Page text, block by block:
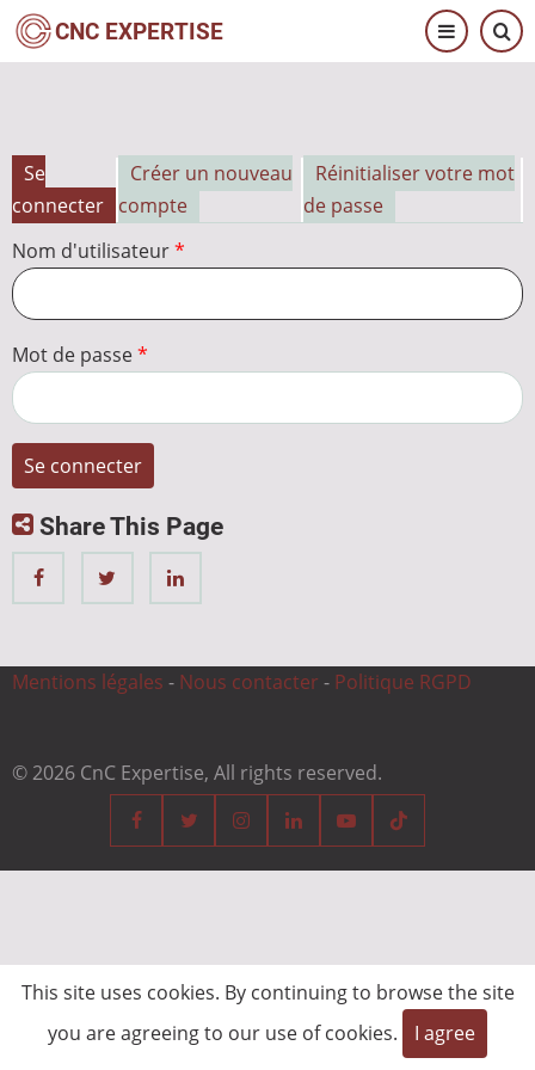
Aller
au
CNC EXPERTISE
Onglets
principaux
Se
connecter
Créer un nouveau
compte
Réinitialiser votre mot
de passe
Nom d'utilisateur
Mot de passe
Share This Page
Mentions légales - Nous contacter - Politique RGPD
© 2026 CnC Expertise, All rights reserved.
This site uses cookies. By continuing to browse the site
you are agreeing to our use of cookies.
I agree